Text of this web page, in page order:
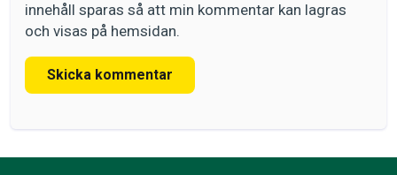
innehåll sparas så att min kommentar kan lagras
och visas på hemsidan.
Skicka kommentar